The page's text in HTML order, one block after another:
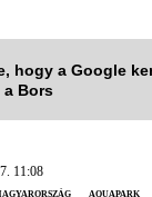
hogy a Google
a Bors
11:08
aquapark